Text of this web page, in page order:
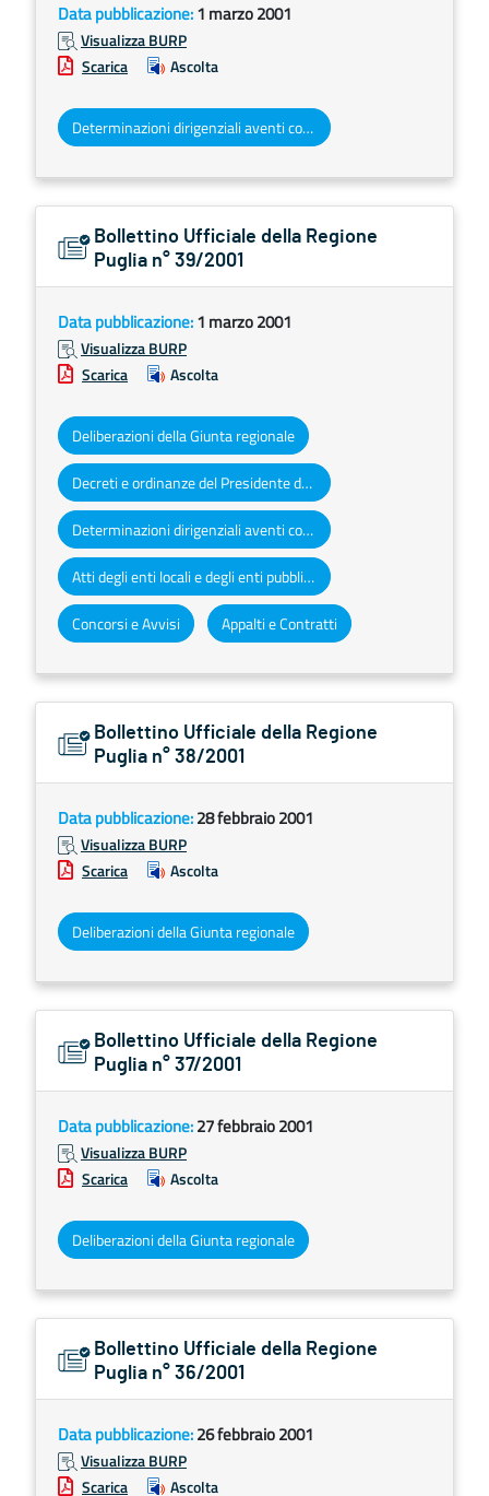
Data pubblicazione:1 marzo 2001
Visualizza BURP
Scarica
Ascolta
Determinazioni dirigenziali aventi contenuto di interesse generale
Bollettino Ufficiale della Regione
Puglia n° 39/2001
Data pubblicazione:1 marzo 2001
Visualizza BURP
Scarica
Ascolta
Deliberazioni della Giunta regionale
Decreti e ordinanze del Presidente della Giunta regionale
Determinazioni dirigenziali aventi contenuto di interesse generale
Atti degli enti locali e degli enti pubblici e privati
Concorsi e Avvisi Appalti e Contratti
Bollettino Ufficiale della Regione
Puglia n° 38/2001
Data pubblicazione:28 febbraio 2001
Visualizza BURP
Scarica
Ascolta
Deliberazioni della Giunta regionale
Bollettino Ufficiale della Regione
Puglia n° 37/2001
Data pubblicazione:27 febbraio 2001
Visualizza BURP
Scarica
Ascolta
Deliberazioni della Giunta regionale
Bollettino Ufficiale della Regione
Puglia n° 36/2001
Data pubblicazione:26 febbraio 2001
Visualizza BURP
Scarica
Ascolta